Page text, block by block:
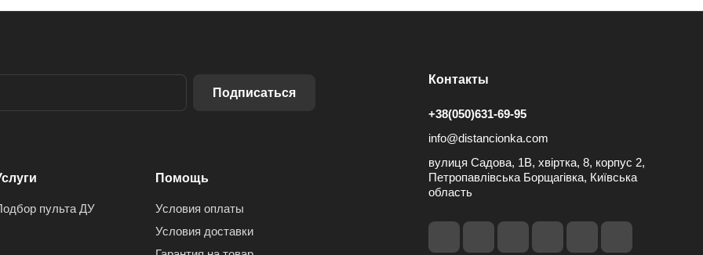
Подписаться
пульта ДУ
Помощь
Условия оплаты
Условия доставки
Контакты
+38(050)631-69-95
info@distancionka.com
вулиця Садова, 1В, хвіртка, 8, корпус 2,
Петропавлівська Борщагівка, Київська
область